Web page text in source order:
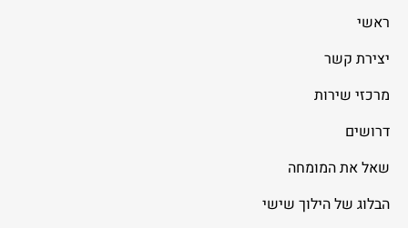
ראשי
יצירת קשר
מרכזי שירות
דרושים
שאל את המומחה
הבלוג של הילוך שישי